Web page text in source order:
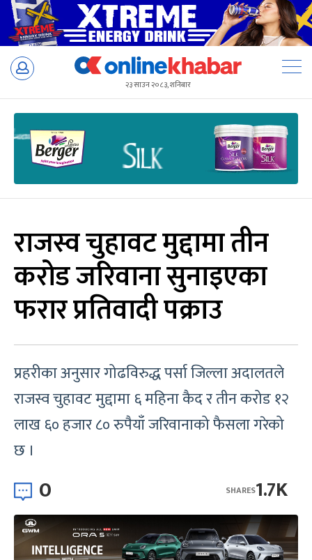
Skip
२३ साउन २०८३, शनिबार
राजस्व चुहावट मुद्दामा तीन
करोड जरिवाना सुनाइएका
फरार प्रतिवादी पक्राउ
प्रहरीका अनुसार गोढविरुद्ध पर्सा जिल्ला अदालतले
राजस्व चुहावट मुद्दामा ६ महिना कैद र तीन करोड १२
लाख ६० हजार ८० रुपैयाँ जरिवानाको फैसला गरेको
छ ।
0 1.7K
SHARES